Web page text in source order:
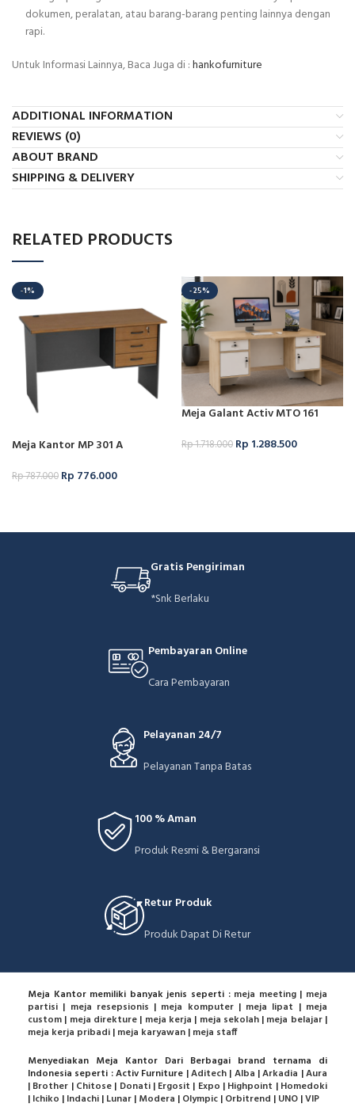
dokumen, peralatan, atau barang-barang penting lainnya dengan
rapi.
Untuk Informasi Lainnya, Baca Juga di :hankofurniture
ADDITIONAL INFORMATION
REVIEWS (0)
ABOUT BRAND
SHIPPING & DELIVERY
RELATED PRODUCTS
-1%
Meja Kantor MP 301 A
Rp787.000 Rp 776.000
-25%
Meja Galant Activ MTO 161
Rp1.718.000 Rp 1.288.500
Gratis Pengiriman
*Snk Berlaku
Pembayaran Online
Cara Pembayaran
Pelayanan 24/7
Pelayanan Tanpa Batas
100 % Aman
Produk Resmi & Bergaransi
Retur Produk
Produk Dapat Di Retur
Meja Kantor memiliki banyak jenis seperti : meja meeting| meja
partisi | meja resepsionis | meja komputer| meja lipat | meja
custom | meja direkture| meja kerja | meja sekolah| meja belajar|
meja kerja pribadi | meja karyawan | meja staff
Menyediakan Meja Kantor Dari Berbagai brand ternama di
Indonesia seperti : Activ Furniture |Aditech | Alba |Arkadia |Aura
| Brother | Chitose| Donati| Ergosit | Expo | Highpoint | Homedoki
| Ichiko | Indachi | Lunar | Modera | Olympic | Orbitrend | UNO |VIP